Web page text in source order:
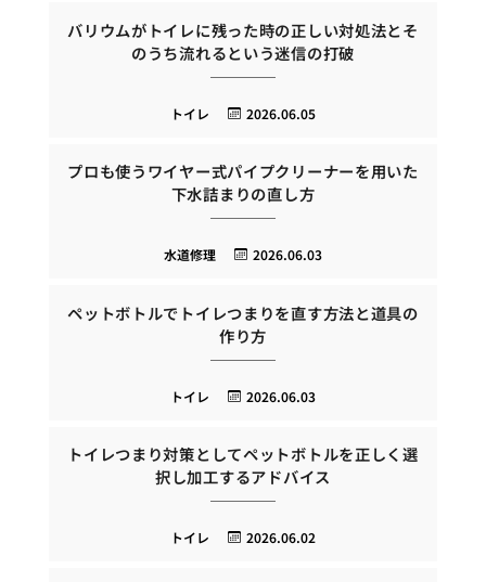
バリウムがトイレに残った時の正しい対処法とそ
のうち流れるという迷信の打破
2026.06.05
トイレ
プロも使うワイヤー式パイプクリーナーを用いた
下水詰まりの直し方
2026.06.03
水道修理
ペットボトルでトイレつまりを直す方法と道具の
作り方
2026.06.03
トイレ
トイレつまり対策としてペットボトルを正しく選
択し加工するアドバイス
2026.06.02
トイレ